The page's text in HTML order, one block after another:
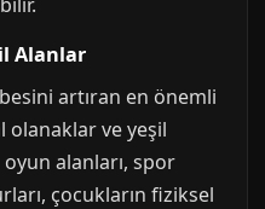
Alanlar
artıran en önemli
olanaklar ve yeşil
oyun alanları, spor
çocukların fiziksel